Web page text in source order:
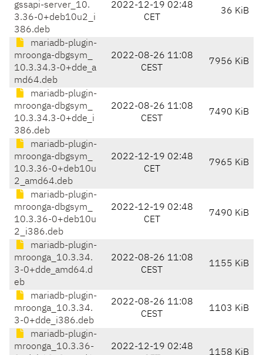
gssapi-server_10.
3.36-0+deb10u2_i
386.deb
2022-12-19 02:48
CET
36 KiB
mariadb-plugin-
mroonga-dbgsym_
10.3.34.3-0+dde_a
md64.deb
2022-08-26 11:08
CEST
7956 KiB
mariadb-plugin-
mroonga-dbgsym_
10.3.34.3-0+dde_i
386.deb
2022-08-26 11:08
CEST
7490 KiB
mariadb-plugin-
mroonga-dbgsym_
10.3.36-0+deb10u
2_amd64.deb
2022-12-19 02:48
CET
7965 KiB
mariadb-plugin-
mroonga-dbgsym_
10.3.36-0+deb10u
2_i386.deb
2022-12-19 02:48
CET
7490 KiB
mariadb-plugin-
mroonga_10.3.34.
3-0+dde_amd64.d
eb
2022-08-26 11:08
CEST
1155 KiB
mariadb-plugin-
mroonga_10.3.34.
3-0+dde_i386.deb
2022-08-26 11:08
CEST
1103 KiB
mariadb-plugin-
mroonga_10.3.36-
2022-12-19 02:48
1158 KiB